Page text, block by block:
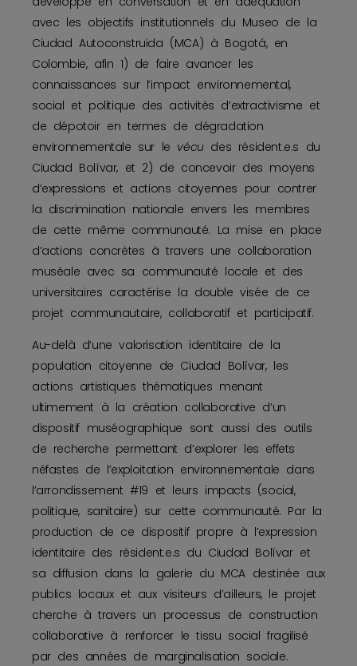
avec les objectifs institutionnels du Museo de la
Ciudad Autoconstruida (MCA) à Bogotá, en
Colombie, afin 1) de faire avancer les
connaissances sur l’impact environnemental,
social et politique des activités d’extractivisme et
de dépotoir en termes de dégradation
environnementale sur le vécu des résident.e.s du
Ciudad Bolívar, et 2) de concevoir des moyens
d’expressions et actions citoyennes pour contrer
la discrimination nationale envers les membres
de cette même communauté. La mise en place
d’actions concrètes à travers une collaboration
muséale avec sa communauté locale et des
universitaires caractérise la double visée de ce
projet communautaire, collaboratif et participatif.
Au-delà d’une valorisation identitaire de la
population citoyenne de Ciudad Bolívar, les
actions artistiques thématiques menant
ultimement à la création collaborative d’un
dispositif muséographique sont aussi des outils
de recherche permettant d’explorer les effets
néfastes de l’exploitation environnementale dans
l’arrondissement #19 et leurs impacts (social,
politique, sanitaire) sur cette communauté. Par la
production de ce dispositif propre à l’expression
identitaire des résident.e.s du Ciudad Bolívar et
sa diffusion dans la galerie du MCA destinée aux
publics locaux et aux visiteurs d’ailleurs, le projet
cherche à travers un processus de construction
collaborative à renforcer le tissu social fragilisé
par des années de marginalisation sociale.